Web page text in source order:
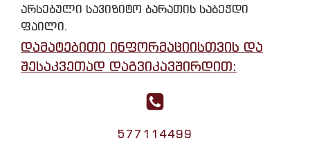
არსებული სავიზიტო ბარათის საბეჭდი
ფაილი.
დამატებითი ინფორმაციისთვის და
შესაკვეთად დაგვიკავშირდით:
577114499